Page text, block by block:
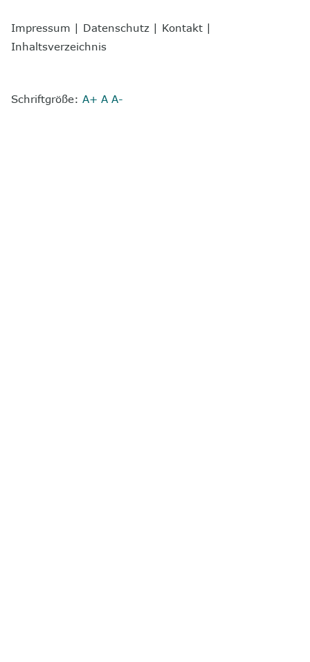
Impressum | Datenschutz | Kontakt |
Inhaltsverzeichnis
Schriftgröße: A+ A A-